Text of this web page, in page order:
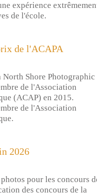
expérience
de l'école.
de l'ACAPA
Shore Photographic
de l'Association
(ACAP) en 2015.
de l'Association
2026
pour les concours
des concours de la